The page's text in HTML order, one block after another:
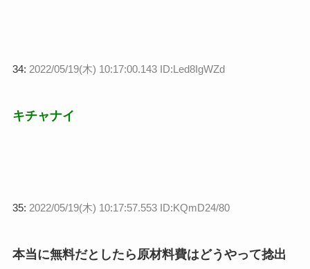
34: 2022/05/19(木) 10:17:00.143 ID:Led8IgWZd
キチャナイ
35: 2022/05/19(木) 10:17:57.553 ID:KQmD24/80
本当に無料だとしたら原材料費はどうやって捻出